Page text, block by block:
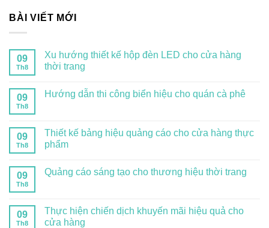
BÀI VIẾT MỚI
09
Th8
Xu hướng thiết kế hộp đèn LED cho cửa hàng
thời trang
09
Th8
Hướng dẫn thi công biển hiệu cho quán cà phê
09
Th8
Thiết kế bảng hiệu quảng cáo cho cửa hàng thực
phẩm
09
Th8
Quảng cáo sáng tạo cho thương hiệu thời trang
09
Th8
Thực hiện chiến dịch khuyến mãi hiệu quả cho
cửa hàng